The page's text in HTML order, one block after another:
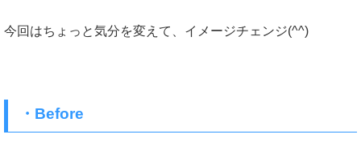
今回はちょっと気分を変えて、イメージチェンジ(^^)
・Before